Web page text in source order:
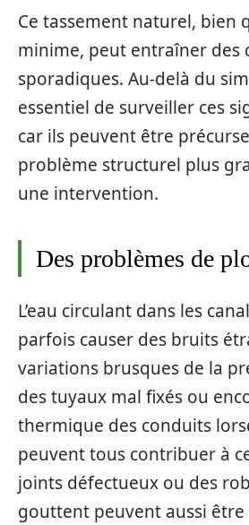
Ce tassement naturel, bien
minime, peut entraîner des
sporadiques. Au-delà du
essentiel de surveiller ces
car ils peuvent être
problème structurel plus
une intervention.
Des problèmes de
L’eau circulant dans les
parfois causer des bruits
variations brusques de la
des tuyaux mal fixés ou
thermique des conduits
peuvent tous contribuer à
joints défectueux ou des
gouttent peuvent aussi être